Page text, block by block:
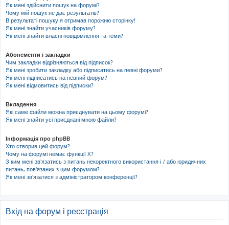
Як мені здійснити пошук на форумі?
Чому мій пошук не дає результатів?
В результаті пошуку я отримав порожню сторінку!
Як мені знайти учасників форуму?
Як мені знайти власні повідомлення та теми?
Абонементи і закладки
Чим закладки відрізняються від підписок?
Як мені зробити закладку або підписатись на певні форуми?
Як мені підписатись на певний форум?
Як мені відмовитись від підписки?
Вкладення
Які саме файли можна приєднувати на цьому форумі?
Як мені знайти усі приєднані мною файли?
Інформація про phpBB
Хто створив цей форум?
Чому на форумі немає функції X?
З ким мені зв'язатись з питань некоректного використання і / або юридичних
питань, пов'язаних з цим форумом?
Як мені зв'язатися з адміністратором конференції?
Вхід на форум і реєстрація